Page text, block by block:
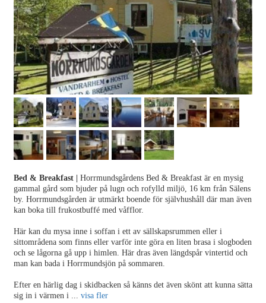
Bed & Breakfast
Horrmundsgårdens Bed & Breakfast är en mysig
gammal gård som bjuder på lugn och rofylld miljö, 16 km från Sälens
by. Horrmundsgården är utmärkt boende för självhushåll där man även
kan boka till frukostbuffé med våfflor.
Här kan du mysa inne i soffan i ett av sällskapsrummen eller i
sittområdena som finns eller varför inte göra en liten brasa i slogboden
och se lågorna gå upp i himlen. Här dras även längdspår vintertid och
man kan bada i Horrmundsjön på sommaren.
Efter en härlig dag i skidbacken så känns det även skönt att kunna sätta
sig in i värmen i
visa fler